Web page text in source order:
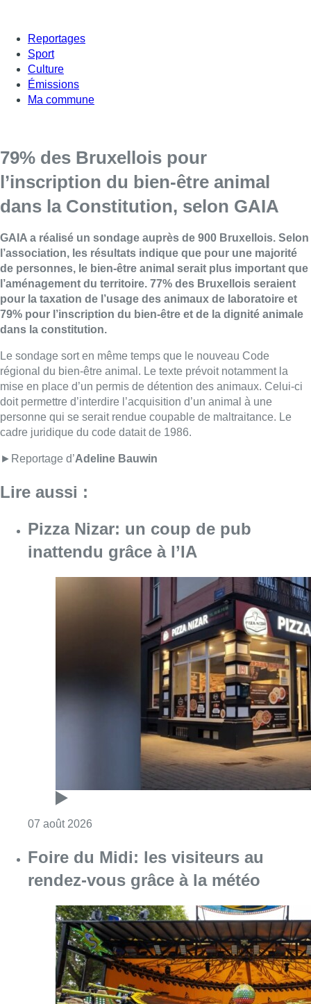
Reportages
Sport
Culture
Émissions
Ma commune
79% des Bruxellois pour
l’inscription du bien-être animal
dans la Constitution, selon GAIA
GAIA a réalisé un sondage auprès de 900 Bruxellois. Selon
l’association, les résultats indique que pour une majorité
de personnes, le bien-être animal serait plus important que
l’aménagement du territoire. 77% des Bruxellois seraient
pour la taxation de l’usage des animaux de laboratoire et
79% pour l’inscription du bien-être et de la dignité animale
dans la constitution.
Le sondage sort en même temps que le nouveau Code
régional du bien-être animal. Le texte prévoit notamment la
mise en place d’un permis de détention des animaux. Celui-ci
doit permettre d’interdire l’acquisition d’un animal à une
personne qui se serait rendue coupable de maltraitance. Le
cadre juridique du code datait de 1986.
►Reportage d’Adeline Bauwin
Lire aussi :
Pizza Nizar: un coup de pub
inattendu grâce à l’IA
07 août 2026
Foire du Midi: les visiteurs au
rendez-vous grâce à la météo